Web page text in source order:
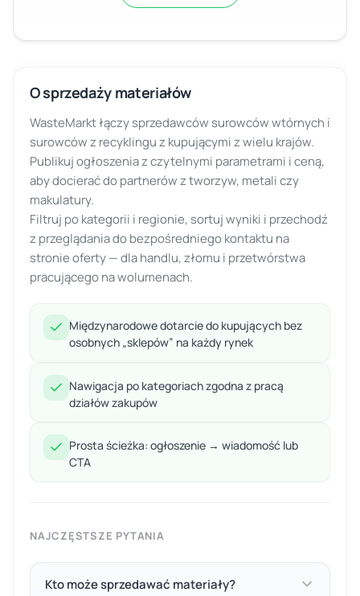
O sprzedaży materiałów
WasteMarkt łączy sprzedawców surowców wtórnych i
surowców z recyklingu z kupującymi z wielu krajów.
Publikuj ogłoszenia z czytelnymi parametrami i ceną,
aby docierać do partnerów z tworzyw, metali czy
makulatury.
Filtruj po kategorii i regionie, sortuj wyniki i przechodź
z przeglądania do bezpośredniego kontaktu na
stronie oferty — dla handlu, złomu i przetwórstwa
pracującego na wolumenach.
Międzynarodowe dotarcie do kupujących bez
osobnych „sklepów” na każdy rynek
Nawigacja po kategoriach zgodna z pracą
działów zakupów
Prosta ścieżka: ogłoszenie → wiadomość lub
CTA
NAJCZĘSTSZE PYTANIA
Kto może sprzedawać materiały?